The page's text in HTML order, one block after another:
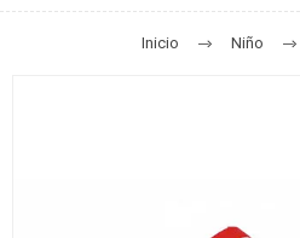
Inicio Niño